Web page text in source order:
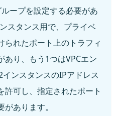
ープを設定する必要があ
スタンス用で、プライベ
られたポート上のトラフィ
あり、もう1つはVPCエン
インスタンスのIPアドレス
許可し、指定されたポート
あります。